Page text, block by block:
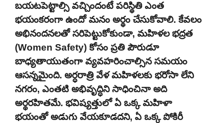
బయటపెట్టాల్సి వచ్చిందంటే పరిస్థితి ఎంత
భయంకరంగా ఉందో మనం అర్థం చేసుకోవాలి. కేవలం
అభినందనలతో సరిపెట్టుకోకుండా, మహిళల భద్రత
(Women Safety) కోసం ప్రతి పౌరుడూ
బాధ్యతాయుతంగా వ్యవహరించాల్సిన సమయం
ఆసన్నమైంది. అర్ధరాత్రి వేళ మహిళలకు భరోసా లేని
నగరం, ఎంతటి అభివృద్ధిని సాధించినా అది
అర్థరహితమే. భవిష్యత్తులో ఏ ఒక్క మహిళా
భయంతో అడుగు వేయకూడదని, ఏ ఒక్క పోకిరీ